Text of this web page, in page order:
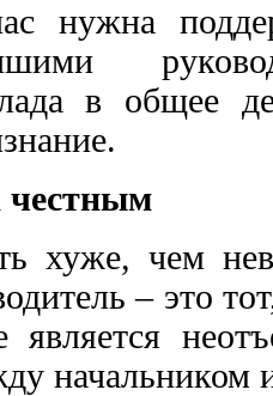
нужна
в общее
честным
хуже, чем
– это
является
начальником